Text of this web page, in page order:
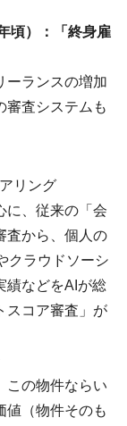
頃）：「終身雇
ーランスの増加
審査システムも
リング
に、従来の「会
査から、個人の
クラウドソーシ
績などをAIが総
スコア審査」が
この物件ならい
値（物件そのも